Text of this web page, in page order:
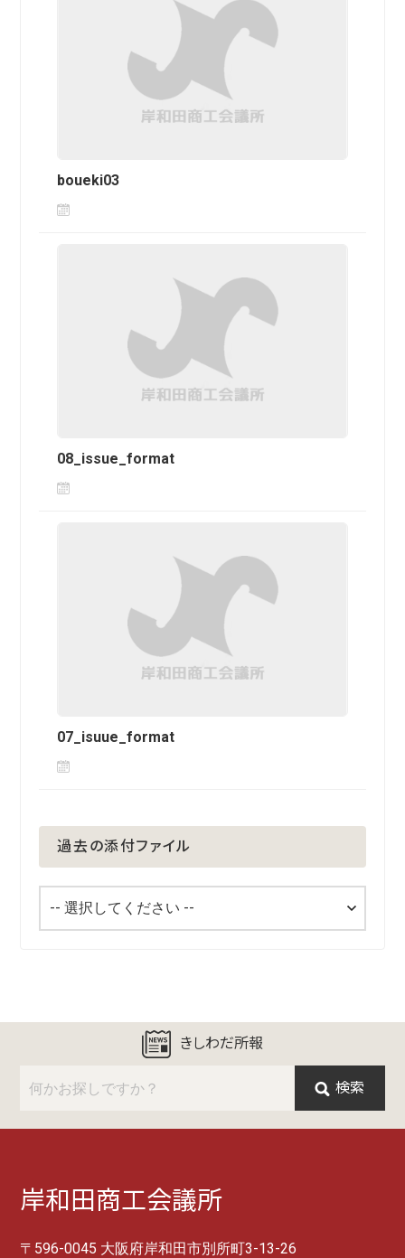
boueki03
08_issue_format
07_isuue_format
過去の添付ファイル
きしわだ所報
検索
岸和田商工会議所
〒596-0045 大阪府岸和田市別所町3-13-26